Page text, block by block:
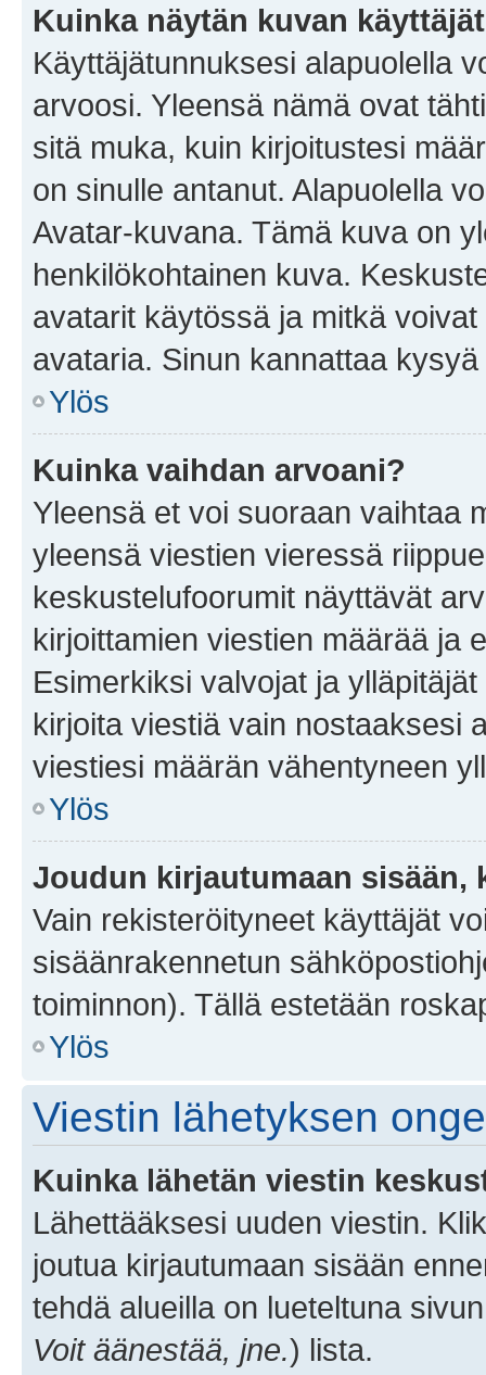
Kuinka näytän kuvan
Käyttäjätunnuksesi alapuolella
arvoosi. Yleensä nämä ovat
sitä muka, kuin kirjoitustesi
on sinulle antanut. Alapuolella
Avatar-kuvana. Tämä kuva on
henkilökohtainen kuva.
avatarit käytössä ja mitkä
avataria. Sinun kannattaa
Ylös
Kuinka vaihdan arvoani?
Yleensä et voi suoraan vaihtaa
yleensä viestien vieressä
keskustelufoorumit näyttävät
kirjoittamien viestien määrää ja
Esimerkiksi valvojat ja
kirjoita viestiä vain nostaaksesi
viestiesi määrän vähentyneen
Ylös
Joudun kirjautumaan sisään,
Vain rekisteröityneet käyttäjät
sisäänrakennetun
toiminnon). Tällä estetään
Ylös
Viestin lähetyksen
Kuinka lähetän viestin
Lähettääksesi uuden viestin.
joutua kirjautumaan sisään
tehdä alueilla on lueteltuna
Voit äänestää, jne.) lista.